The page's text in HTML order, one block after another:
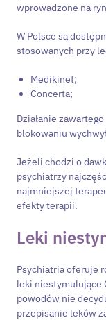
wprowadzone na
W Polsce są
stosowanych przy
Medikinet;
Concerta;
Działanie
blokowaniu
Jeżeli chodzi o
psychiatrzy
najmniejszej
efekty terapii.
Leki
Psychiatria oferuje
leki niestymulujące
powodów nie
przepisanie leków